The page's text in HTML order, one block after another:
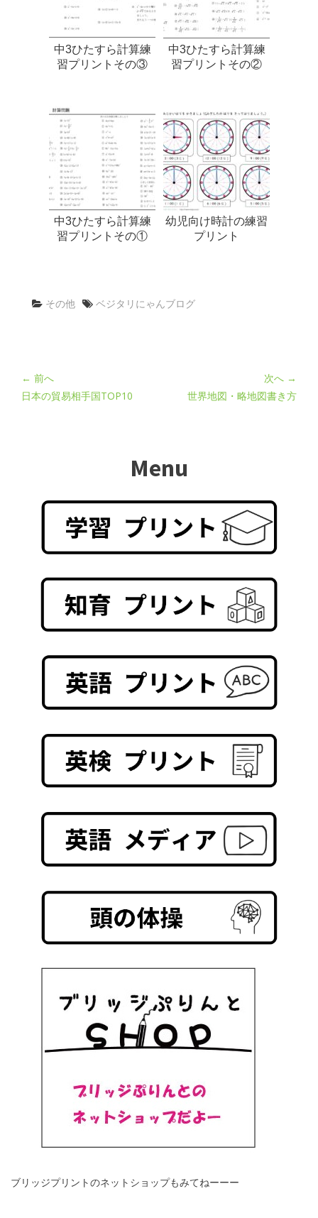
中3ひたすら計算練
習プリントその③
中3ひたすら計算練
習プリントその②
中3ひたすら計算練
習プリントその①
幼児向け時計の練習
プリント
その他 ベジタリにゃんブログ
← 前へ
日本の貿易相手国TOP10
次へ →
世界地図・略地図書き方
Menu
ブリッジプリントのネットショップもみてねーーー